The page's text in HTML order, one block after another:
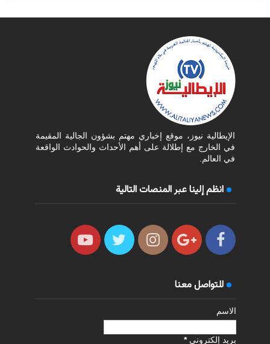
الإيطالية نيوز، موقع إخباري مهتم بشؤون الجالية المقيمة
في الخارج مع إطلالة على أهم الأحداث والحوادث الواقعة
في العالم.
انظم إلينا عبر المنصات التالية
للتواصل معنا
الاسم
بريد إلكتروني*